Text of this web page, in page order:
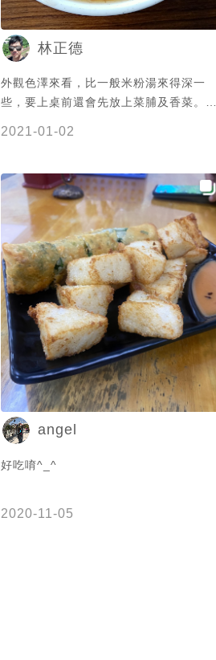
林正德
外觀色澤來看，比一般米粉湯來得深一
些，要上桌前還會先放上菜脯及香菜。我
以沒敢點。經友人的形容是吃來鹹香濃
吃的喔！
2021-01-02
angel
好吃唷^_^
2020-11-05